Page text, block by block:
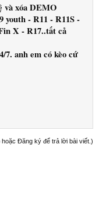
và xóa DEMO
youth - R11 - R11S -
X - R17..tất cả
7. anh em có kèo cứ
Đăng ký để trả lời bài viết.)